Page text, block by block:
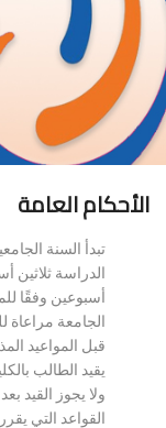
الأحكام العامة
تبدأ السنة
الدراسة ثلاثين
أسبوعين وفقًا
الجامعة مراعاة
قبل المواعيد
يقيد الطالب
ولا يجوز القيد
القواعد التي